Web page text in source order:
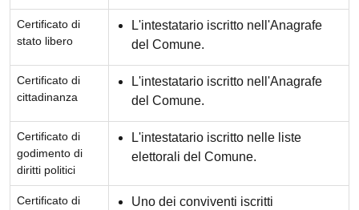
Certificato di
stato libero
L'intestatario iscritto nell'Anagrafe
del Comune.
Certificato di
cittadinanza
L'intestatario iscritto nell'Anagrafe
del Comune.
Certificato di
godimento di
diritti politici
L'intestatario iscritto nelle liste
elettorali del Comune.
Certificato di
Uno dei conviventi iscritti